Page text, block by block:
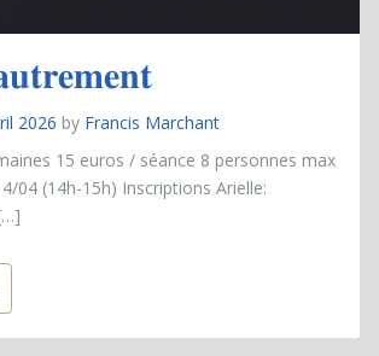
2026 by Francis Marchant
15 euros / séance 8 personnes max
04 (14h-15h) Inscriptions Arielle: